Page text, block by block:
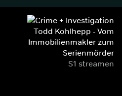
Todd Kohlhepp - Vom
Immobilienmakler zum
Serienmörder
S1 streamen